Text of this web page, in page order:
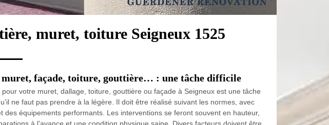
muret, toiture Seigneux 1525
muret, façade, toiture, gouttière… : une tâche difficile
votre muret, dallage, toiture, gouttière ou façade à Seigneux est une tâche
ne faut pas prendre à la légère. Il doit être réalisé suivant les normes, avec
des équipements performants. Les interventions se feront souvent en hauteur,